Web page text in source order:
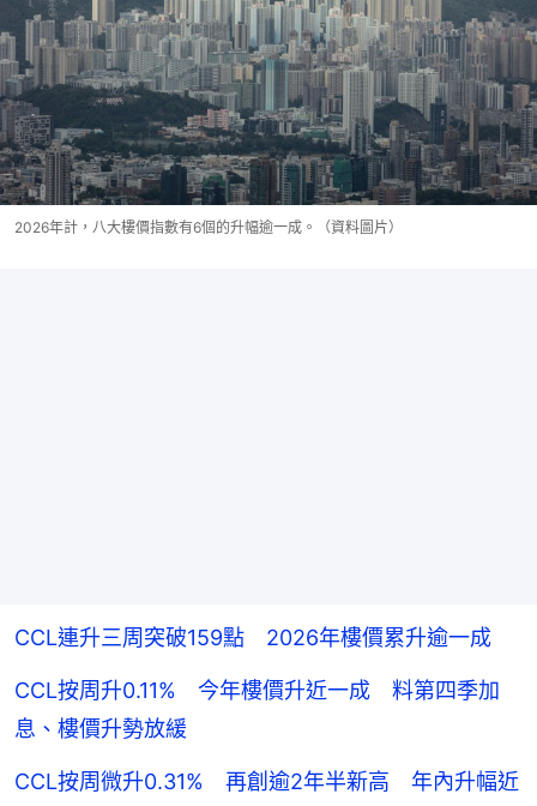
2026年計，八大樓價指數有6個的升幅逾一成。（資料圖片）
CCL連升三周突破159點 2026年樓價累升逾一成
CCL按周升0.11% 今年樓價升近一成 料第四季加
息、樓價升勢放緩
CCL按周微升0.31% 再創逾2年半新高 年內升幅近